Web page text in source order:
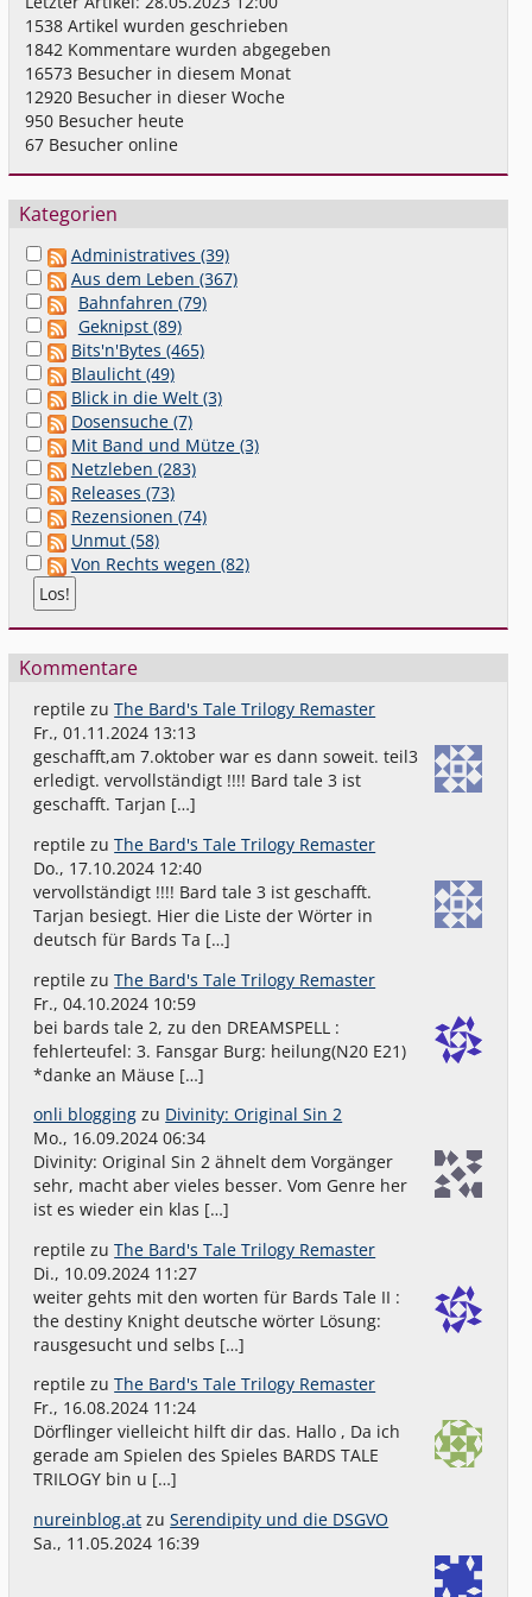
1538 Artikel wurden geschrieben
1842 Kommentare wurden abgegeben
16573 Besucher in diesem Monat
12920 Besucher in dieser Woche
950 Besucher heute
67 Besucher online
Kategorien
Administratives (39)
Aus dem Leben (367)
Bahnfahren (79)
Geknipst (89)
Bits'n'Bytes (465)
Blaulicht (49)
Blick in die Welt (3)
Dosensuche (7)
Mit Band und Mütze (3)
Netzleben (283)
Releases (73)
Rezensionen (74)
Unmut (58)
Von Rechts wegen (82)
Kommentare
reptile zuThe Bard's Tale Trilogy Remaster
Fr., 01.11.2024 13:13
geschafft,am 7.oktober war es dann soweit. teil3
erledigt. vervollständigt !!!! Bard tale 3 ist
geschafft. Tarjan […]
reptile zuThe Bard's Tale Trilogy Remaster
Do., 17.10.2024 12:40
vervollständigt !!!! Bard tale 3 ist geschafft.
Tarjan besiegt. Hier die Liste der Wörter in
deutsch für Bards Ta […]
reptile zuThe Bard's Tale Trilogy Remaster
Fr., 04.10.2024 10:59
bei bards tale 2, zu den DREAMSPELL :
fehlerteufel: 3. Fansgar Burg: heilung(N20 E21)
*danke an Mäuse […]
onli blogging zu Divinity: Original Sin 2
Mo., 16.09.2024 06:34
Divinity: Original Sin 2 ähnelt dem Vorgänger
sehr, macht aber vieles besser. Vom Genre her
ist es wieder ein klas […]
reptile zuThe Bard's Tale Trilogy Remaster
Di., 10.09.2024 11:27
weiter gehts mit den worten für Bards Tale II :
the destiny Knight deutsche wörter Lösung:
rausgesucht und selbs […]
reptile zuThe Bard's Tale Trilogy Remaster
Fr., 16.08.2024 11:24
Dörflinger vielleicht hilft dir das. Hallo , Da ich
gerade am Spielen des Spieles BARDS TALE
TRILOGY bin u […]
nureinblog.at zuSerendipity und die DSGVO
Sa., 11.05.2024 16:39